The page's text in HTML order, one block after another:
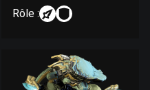
Rôle :